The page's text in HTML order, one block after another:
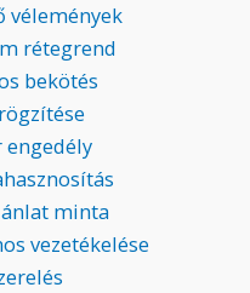
vélemények
rétegrend
bekötés
engedély
minta
vezetékelése